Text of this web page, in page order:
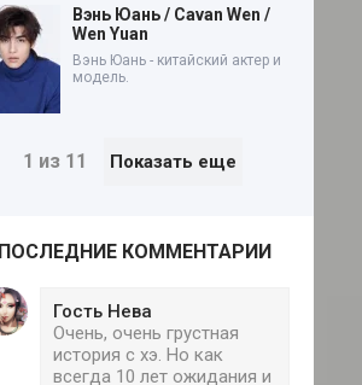
Вэнь Юань / Cavan Wen /
Wen Yuan
Вэнь Юань - китайский актер и
модель.
1 из 11 Показать еще
ПОСЛЕДНИЕ КОММЕНТАРИИ
Гость Нева
Очень, очень грустная
история с хэ. Но как
всегда 10 лет ожидания и